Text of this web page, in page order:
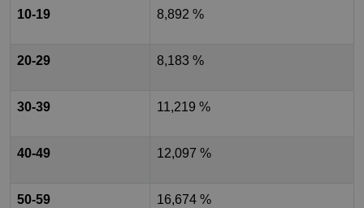
10-19 8,892 %
20-29 8,183 %
30-39 11,219 %
40-49 12,097 %
50-59 16,674 %